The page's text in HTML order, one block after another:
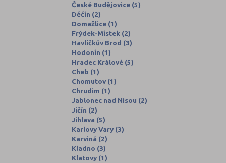
České Budějovice (5)
Děčín (2)
Domažlice (1)
Frýdek-Místek (2)
Havlíčkův Brod (3)
Hodonín (1)
Hradec Králové (5)
Cheb (1)
Chomutov (1)
Chrudim (1)
Jablonec nad Nisou (2)
Jičín (2)
Jihlava (5)
Karlovy Vary (3)
Karviná (2)
Kladno (3)
Klatovy (1)